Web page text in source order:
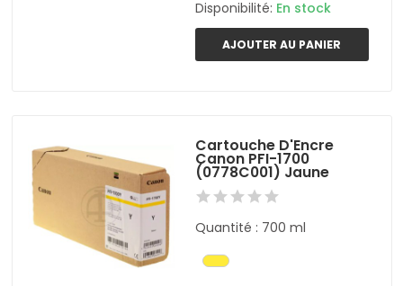
Disponibilité: En stock
AJOUTER AU PANIER
Cartouche D'Encre
Canon PFI-1700
(0778C001) Jaune
Quantité : 700 ml